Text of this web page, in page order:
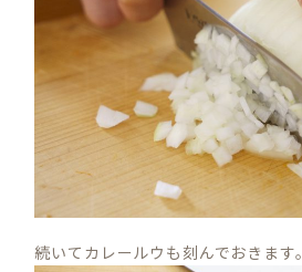
続いてカレールウも刻んでおきます。